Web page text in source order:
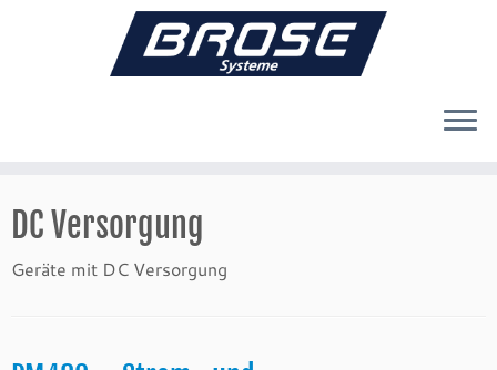
Inhalt
springen
DC Versorgung
Geräte mit DC Versorgung